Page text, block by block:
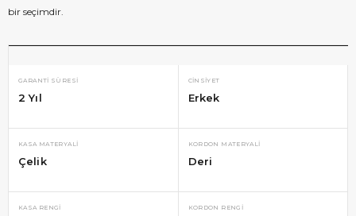
bir seçimdir.
GARANTI SÜRESI
2 Yıl
CINSIYET
Erkek
KASA MATERYALI
Çelik
KORDON MATERYALI
Deri
KASA RENGI KORDON RENGI